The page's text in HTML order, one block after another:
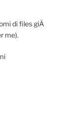
di files giÃ
me).